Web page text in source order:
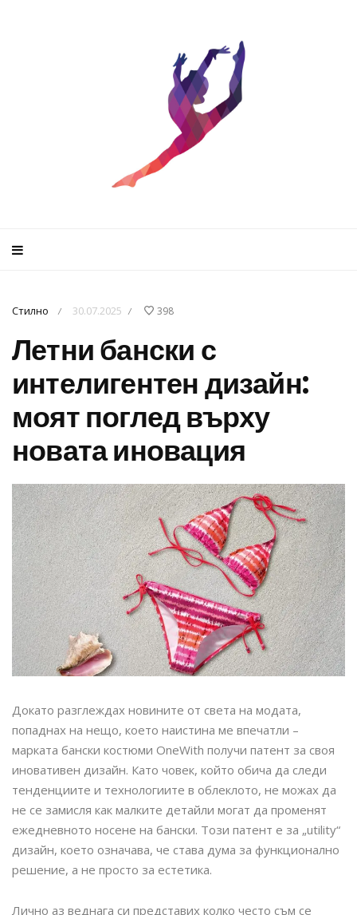
Стилно / 30.07.2025 / 398
Летни бански с
интелигентен дизайн:
моят поглед върху
новата иновация
Докато разглеждах новините от света на модата,
попаднах на нещо, което наистина ме впечатли –
марката бански костюми OneWith получи патент за своя
иновативен дизайн. Като човек, който обича да следи
тенденциите и технологиите в облеклото, не можах да
не се замисля как малките детайли могат да променят
ежедневното носене на бански. Този патент е за „utility“
дизайн, което означава, че става дума за функционално
решение, а не просто за естетика.
Лично аз веднага си представих колко често съм се